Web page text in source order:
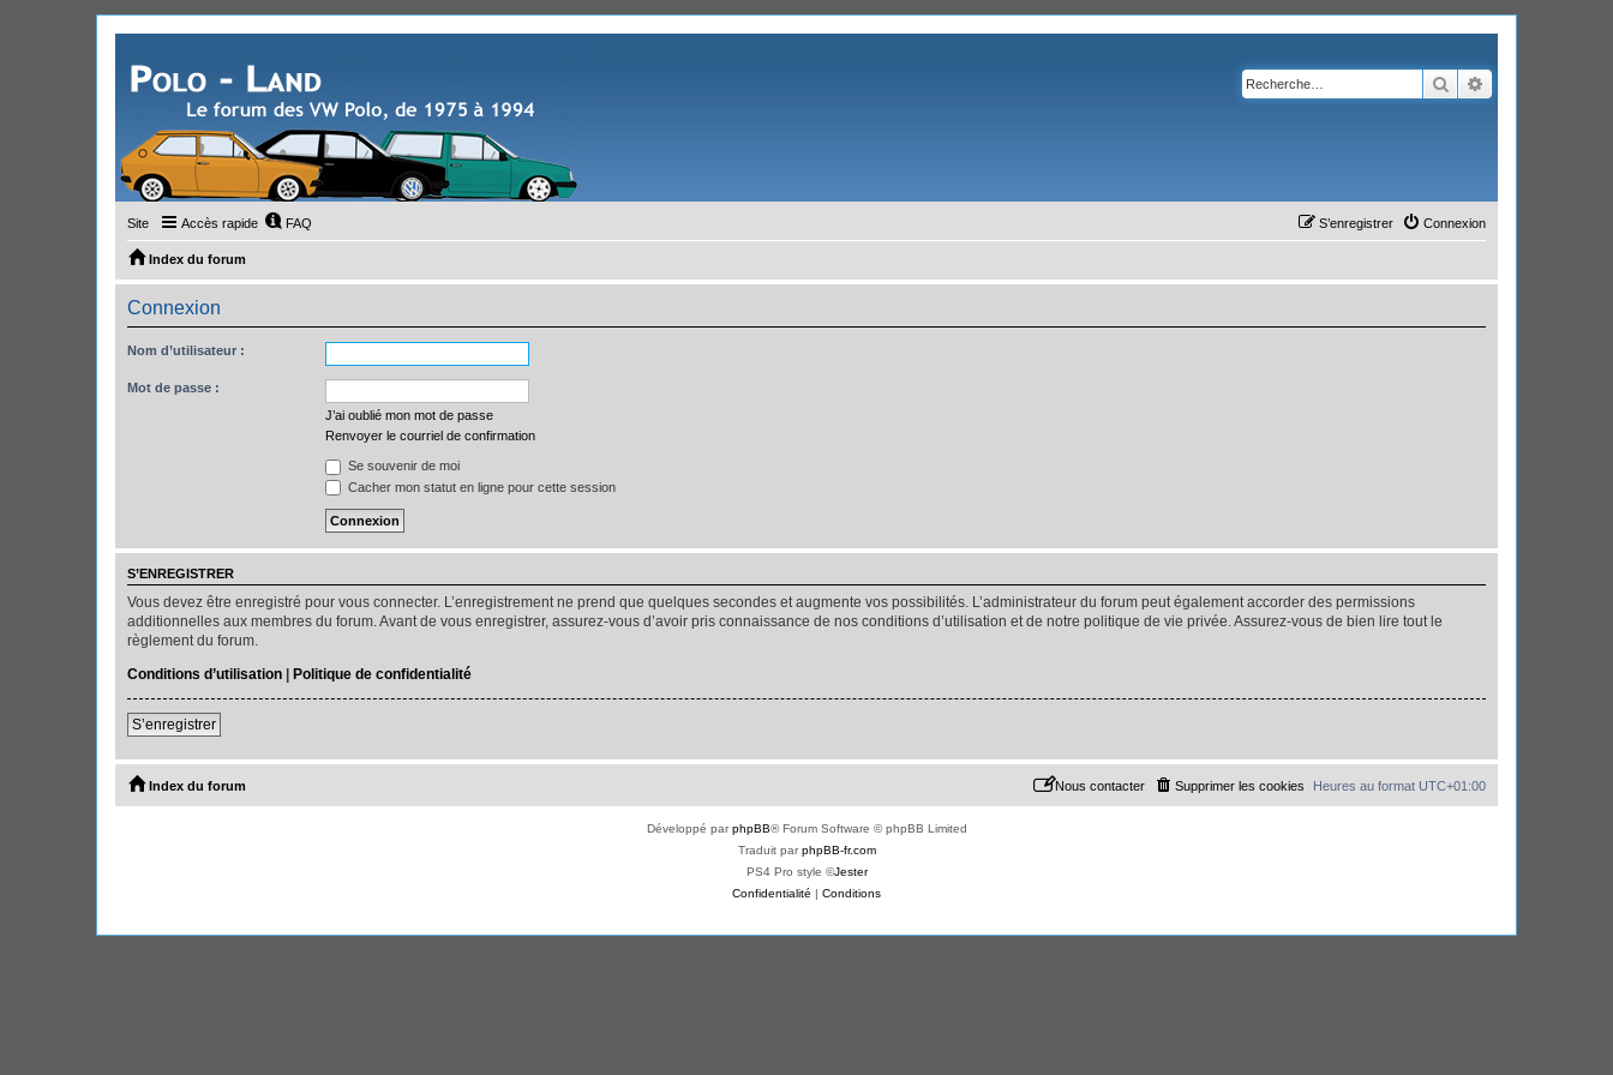
Rechercher
Site Accès rapide FAQ Connexion
S’enregistrer
Index du forum
Connexion
Nom d’utilisateur :
Mot de passe :
J’ai oublié mon mot de passe
Renvoyer le courriel de confirmation
Se souvenir de moi
Cacher mon statut en ligne pour cette session
S’ENREGISTRER
Vous devez être enregistré pour vous connecter. L’enregistrement ne prend que quelques secondes et augmente vos possibilités. L’administrateur du forum peut également accorder des permissions
additionnelles aux membres du forum. Avant de vous enregistrer, assurez-vous d’avoir pris connaissance de nos conditions d’utilisation et de notre politique de vie privée. Assurez-vous de bien lire tout le
règlement du forum.
Conditions d’utilisation | Politique de confidentialité
S’enregistrer
Index du forum Heures au format UTC+01:00
Supprimer les cookies
Nous contacter
Développé parphpBB® Forum Software © phpBB Limited
Traduit parphpBB-fr.com
PS4 Pro style ©Jester
Confidentialité | Conditions